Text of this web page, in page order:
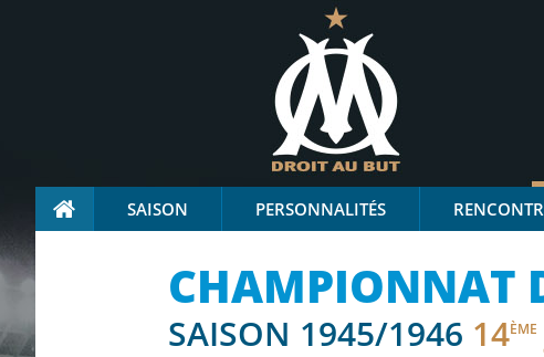
SAISON PERSONNALITÉS
CHAMPIONNAT
SAISON 1945/1946 14ÈME